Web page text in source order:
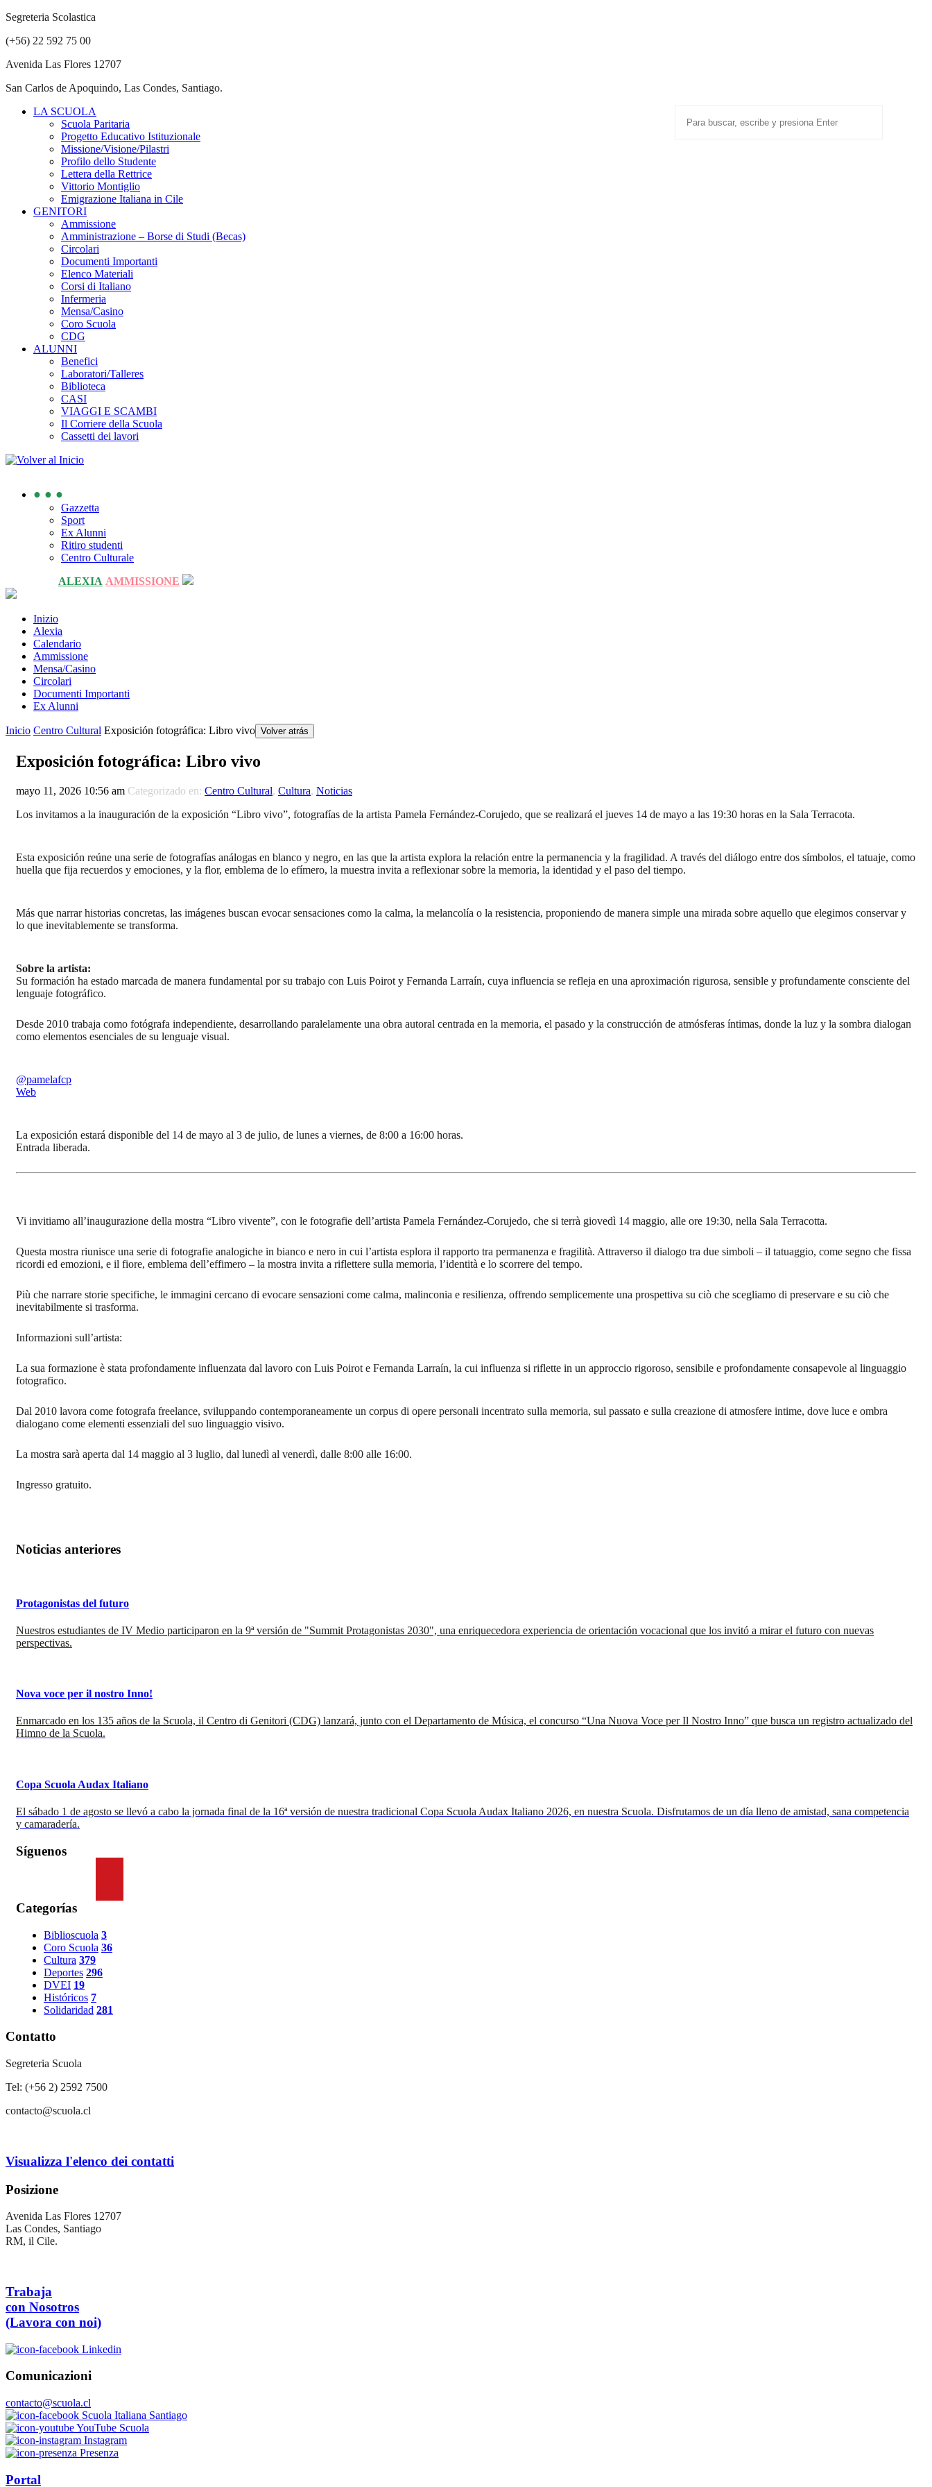
Segreteria Scolastica
(+56) 22 592 75 00
Avenida Las Flores 12707
San Carlos de Apoquindo, Las Condes, Santiago.
LA SCUOLA
Scuola Paritaria
Progetto Educativo Istituzionale
Missione/Visione/Pilastri
Profilo dello Studente
Lettera della Rettrice
Vittorio Montiglio
Emigrazione Italiana in Cile
GENITORI
Ammissione
Amministrazione – Borse di Studi (Becas)
Circolari
Documenti Importanti
Elenco Materiali
Corsi di Italiano
Infermeria
Mensa/Casino
Coro Scuola
CDG
ALUNNI
Benefici
Laboratori/Talleres
Biblioteca
CASI
VIAGGI E SCAMBI
Il Corriere della Scuola
Cassetti dei lavori
● ● ●
Gazzetta
Sport
Ex Alunni
Ritiro studenti
Centro Culturale
ALEXIA AMMISSIONE
Inizio
Alexia
Calendario
Ammissione
Mensa/Casino
Circolari
Documenti Importanti
Ex Alunni
Inicio Centro Cultural Exposición fotográfica: Libro vivo Volver atrás
Exposición fotográfica: Libro vivo
mayo 11, 2026 10:56 am Categorizado en: Centro Cultural, Cultura, Noticias
Los invitamos a la inauguración de la exposición “Libro vivo”, fotografías de la artista Pamela Fernández-Corujedo, que se realizará el jueves 14 de mayo a las 19:30 horas en la Sala Terracota.
Esta exposición reúne una serie de fotografías análogas en blanco y negro, en las que la artista explora la relación entre la permanencia y la fragilidad. A través del diálogo entre dos símbolos, el tatuaje, como
huella que fija recuerdos y emociones, y la flor, emblema de lo efímero, la muestra invita a reflexionar sobre la memoria, la identidad y el paso del tiempo.
Más que narrar historias concretas, las imágenes buscan evocar sensaciones como la calma, la melancolía o la resistencia, proponiendo de manera simple una mirada sobre aquello que elegimos conservar y
lo que inevitablemente se transforma.
Sobre la artista:
Su formación ha estado marcada de manera fundamental por su trabajo con Luis Poirot y Fernanda Larraín, cuya influencia se refleja en una aproximación rigurosa, sensible y profundamente consciente del
lenguaje fotográfico.
Desde 2010 trabaja como fotógrafa independiente, desarrollando paralelamente una obra autoral centrada en la memoria, el pasado y la construcción de atmósferas íntimas, donde la luz y la sombra dialogan
como elementos esenciales de su lenguaje visual.
@pamelafcp
Web
La exposición estará disponible del 14 de mayo al 3 de julio, de lunes a viernes, de 8:00 a 16:00 horas.
Entrada liberada.
Vi invitiamo all’inaugurazione della mostra “Libro vivente”, con le fotografie dell’artista Pamela Fernández-Corujedo, che si terrà giovedì 14 maggio, alle ore 19:30, nella Sala Terracotta.
Questa mostra riunisce una serie di fotografie analogiche in bianco e nero in cui l’artista esplora il rapporto tra permanenza e fragilità. Attraverso il dialogo tra due simboli – il tatuaggio, come segno che fissa
ricordi ed emozioni, e il fiore, emblema dell’effimero – la mostra invita a riflettere sulla memoria, l’identità e lo scorrere del tempo.
Più che narrare storie specifiche, le immagini cercano di evocare sensazioni come calma, malinconia e resilienza, offrendo semplicemente una prospettiva su ciò che scegliamo di preservare e su ciò che
inevitabilmente si trasforma.
Informazioni sull’artista:
La sua formazione è stata profondamente influenzata dal lavoro con Luis Poirot e Fernanda Larraín, la cui influenza si riflette in un approccio rigoroso, sensibile e profondamente consapevole al linguaggio
fotografico.
Dal 2010 lavora come fotografa freelance, sviluppando contemporaneamente un corpus di opere personali incentrato sulla memoria, sul passato e sulla creazione di atmosfere intime, dove luce e ombra
dialogano come elementi essenziali del suo linguaggio visivo.
La mostra sarà aperta dal 14 maggio al 3 luglio, dal lunedì al venerdì, dalle 8:00 alle 16:00.
Ingresso gratuito.
Noticias anteriores
Protagonistas del futuro
Nuestros estudiantes de IV Medio participaron en la 9ª versión de "Summit Protagonistas 2030", una enriquecedora experiencia de orientación vocacional que los invitó a mirar el futuro con nuevas
perspectivas.
Nova voce per il nostro Inno!
Enmarcado en los 135 años de la Scuola, il Centro di Genitori (CDG) lanzará, junto con el Departamento de Música, el concurso “Una Nuova Voce per Il Nostro Inno” que busca un registro actualizado del
Himno de la Scuola.
Copa Scuola Audax Italiano
El sábado 1 de agosto se llevó a cabo la jornada final de la 16ª versión de nuestra tradicional Copa Scuola Audax Italiano 2026, en nuestra Scuola. Disfrutamos de un día lleno de amistad, sana competencia
y camaradería.
Síguenos
Categorías
Biblioscuola 3
Coro Scuola 36
Cultura 379
Deportes 296
DVEI 19
Históricos 7
Solidaridad 281
Contatto
Segreteria Scuola
Tel: (+56 2) 2592 7500
contacto@scuola.cl
Visualizza l'elenco dei contatti
Posizione
Avenida Las Flores 12707
Las Condes, Santiago
RM, il Cile.
Trabaja
con Nosotros
(Lavora con noi)
Linkedin
Comunicazioni
contacto@scuola.cl
Scuola Italiana Santiago
YouTube Scuola
Instagram
Presenza
Portal